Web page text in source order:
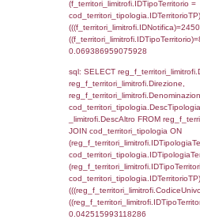
executionMS:
sql: SELECT